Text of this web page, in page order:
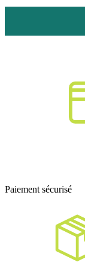
Paiement sécurisé